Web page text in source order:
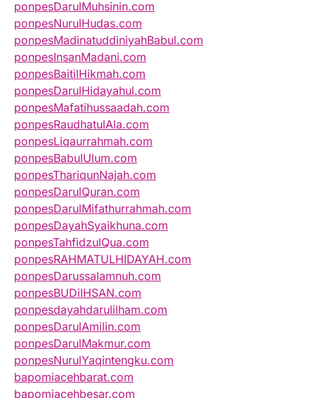
ponpesDarulMuhsinin.com
ponpesNurulHudas.com
ponpesMadinatuddiniyahBabul.com
ponpesInsanMadani.com
ponpesBaitilHikmah.com
ponpesDarulHidayahul.com
ponpesMafatihussaadah.com
ponpesRaudhatulAla.com
ponpesLiqaurrahmah.com
ponpesBabulUlum.com
ponpesThariqunNajah.com
ponpesDarulQuran.com
ponpesDarulMifathurrahmah.com
ponpesDayahSyaikhuna.com
ponpesTahfidzulQua.com
ponpesRAHMATULHIDAYAH.com
ponpesDarussalamnuh.com
ponpesBUDiIHSAN.com
ponpesdayahdarulilham.com
ponpesDarulAmilin.com
ponpesDarulMakmur.com
ponpesNurulYaqintengku.com
bapomiacehbarat.com
bapomiacehbesar.com